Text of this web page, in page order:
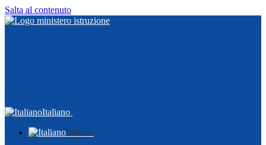
Salta al contenuto
Italiano
Italiano